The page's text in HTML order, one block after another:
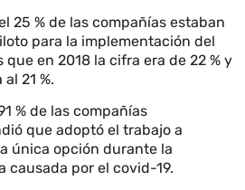
25 % de las compañías estaban
para la implementación del
en 2018 la cifra era de 22 % y
21 %.
% de las compañías
que adoptó el trabajo a
única opción durante la
causada por el covid-19.